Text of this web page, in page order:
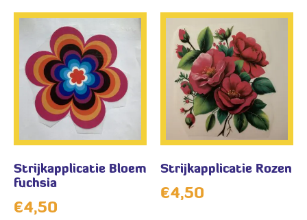
Strijkapplicatie Bloem
fuchsia
€4,50
Strijkapplicatie Rozen
€4,50